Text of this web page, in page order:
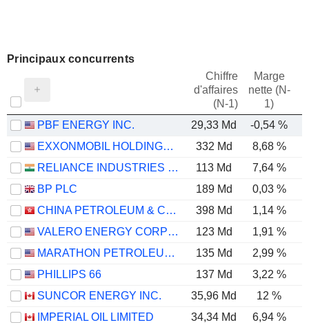
Principaux concurrents
Chiffre
d'affaires
(N-1)
Marge
nette (N-
1)
PBF ENERGY INC. 29,33 Md -0,54 %
EXXONMOBIL HOLDINGS CORPORATION
332 Md 8,68 %
RELIANCE INDUSTRIES LTD
113 Md 7,64 %
BP PLC
189 Md 0,03 %
CHINA PETROLEUM & CHEMICAL CORPORATION
398 Md 1,14 %
VALERO ENERGY CORPORATION
123 Md 1,91 %
MARATHON PETROLEUM CORPORATION
135 Md 2,99 %
PHILLIPS 66
137 Md 3,22 %
SUNCOR ENERGY INC.
35,96 Md 12 %
IMPERIAL OIL LIMITED
34,34 Md 6,94 %